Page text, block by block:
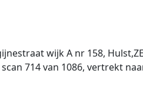
wijk A nr 158,
scan 714 van 1086, vertrekt